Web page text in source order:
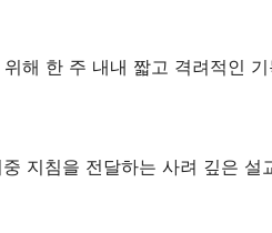
해 한 주 내내 짧고 격려적인
지침을 전달하는 사려 깊은 설